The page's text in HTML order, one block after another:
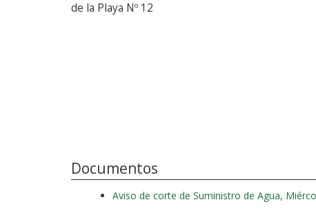
de la Playa Nº 12
Documentos
Aviso de corte de Suministro de Agua,